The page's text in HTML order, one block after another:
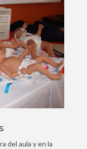
del aula y en la